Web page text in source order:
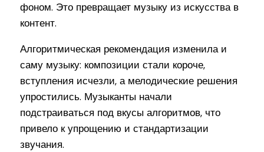
фоном. Это превращает музыку из искусства в
контент.
Алгоритмическая рекомендация изменила и
саму музыку: композиции стали короче,
вступления исчезли, а мелодические решения
упростились. Музыканты начали
подстраиваться под вкусы алгоритмов, что
привело к упрощению и стандартизации
звучания.